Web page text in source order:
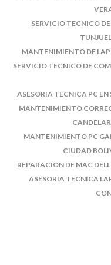
SERVICIO TECNICO
MANTENIMIENTO DE
SERVICIO TECNICO DE
ASESORIA TECNICA PC EN
MANTENIMIENTO
MANTENIMIENTO PC
CIUDAD
REPARACION DE MAC
ASESORIA TECNICA